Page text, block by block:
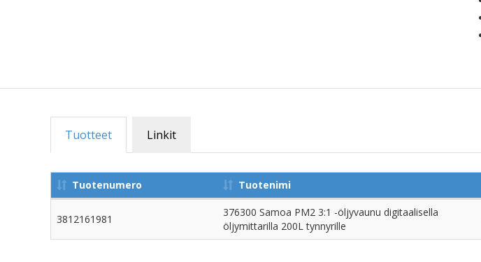
Tuotteet Linkit
Tuotenumero Tuotenimi
3812161981
376300 Samoa PM2 3:1 -öljyvaunu digitaalisella
öljymittarilla 200L tynnyrille